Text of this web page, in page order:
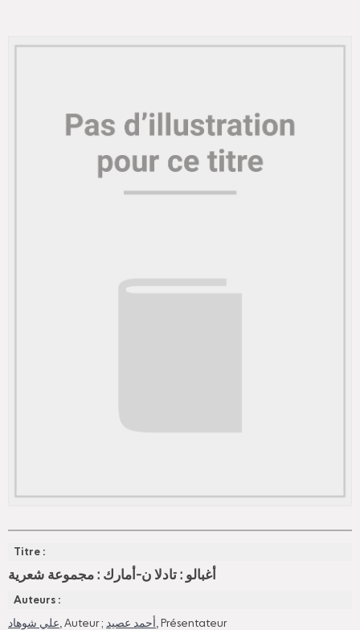
Titre :
أغبالو : تادلا ن-أمارك : مجموعة شعرية
Auteurs :
علي شوهاد, Auteur ; أحمد عصيد , Présentateur